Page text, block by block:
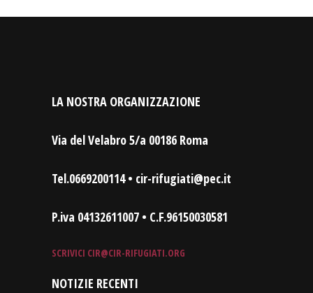
LA NOSTRA ORGANIZZAZIONE
Via del Velabro 5/a 00186 Roma
Tel.0669200114 • cir-rifugiati@pec.it
P.iva 04132611007 • C.F.96150030581
SCRIVICI CIR@CIR-RIFUGIATI.ORG
NOTIZIE RECENTI